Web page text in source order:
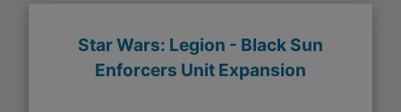
Star Wars: Legion - Black Sun
Enforcers Unit Expansion